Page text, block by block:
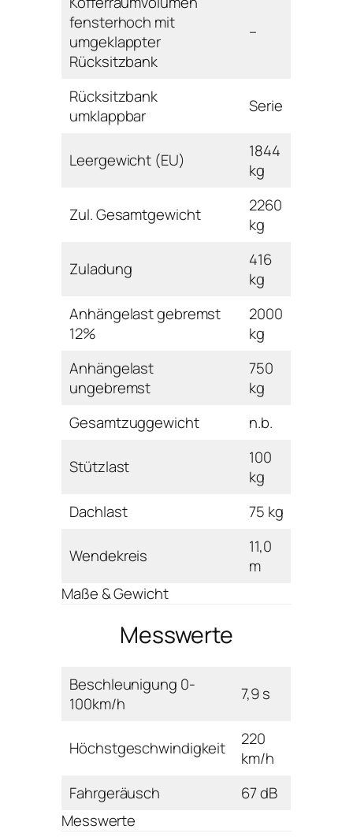
fensterhoch mit
umgeklappter
Rücksitzbank
–
Rücksitzbank
umklappbar
Serie
Leergewicht (EU)
1844
kg
Zul. Gesamtgewicht
2260
kg
Zuladung
416
kg
Anhängelast gebremst
12%
2000
kg
Anhängelast
ungebremst
750
kg
Gesamtzuggewicht
n.b.
Stützlast
100
kg
Dachlast
75 kg
Wendekreis
11,0
m
Maße & Gewicht
Messwerte
Beschleunigung 0-
100km/h
7,9 s
Höchstgeschwindigkeit
220
km/h
Fahrgeräusch
67 dB
Messwerte